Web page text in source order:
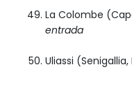
La Colombe
entrada
Uliassi